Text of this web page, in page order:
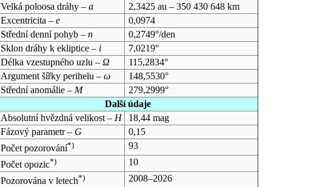
Velká poloosa dráhy – a
2,3425 au – 350 430 648 km
Excentricita – e
0,0974
Střední denní pohyb – n
0,2749°/den
Sklon dráhy k ekliptice – i
7,0219°
Délka vzestupného uzlu – Ω
115,2834°
Argument šířky perihelu – ω
148,5530°
Střední anomálie – M
279,2999°
Další údaje
Absolutní hvězdná velikost – H
18,44 mag
Fázový parametr – G
0,15
Počet pozorování*)
93
Počet opozic*)
10
Pozorována v letech*)
2008–2026